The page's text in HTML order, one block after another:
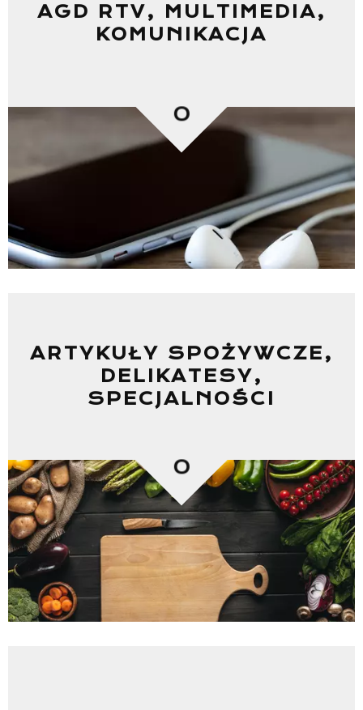
AGD RTV, MULTIMEDIA,
KOMUNIKACJA
0
ARTYKUŁY SPOŻYWCZE,
DELIKATESY,
SPECJALNOŚCI
0